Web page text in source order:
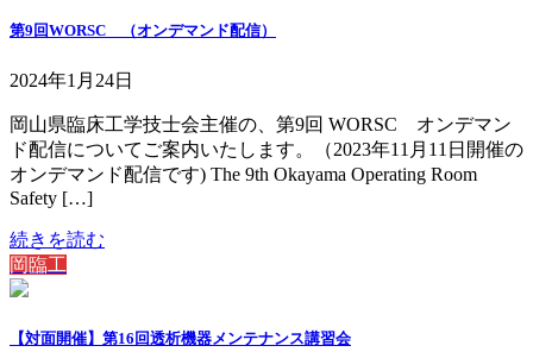
第9回WORSC （オンデマンド配信）
2024年1月24日
岡山県臨床工学技士会主催の、第9回 WORSC オンデマン
ド配信についてご案内いたします。（2023年11月11日開催の
オンデマンド配信です) The 9th Okayama Operating Room
Safety […]
続きを読む
岡臨工
【対面開催】第16回透析機器メンテナンス講習会